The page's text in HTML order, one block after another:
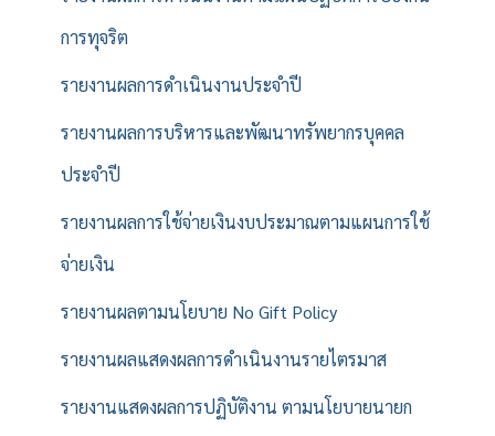
การทุจริต
รายงานผลการดำเนินงานประจำปี
รายงานผลการบริหารและพัฒนาทรัพยากรบุคคล
ประจำปี
รายงานผลการใช้จ่ายเงินงบประมาณตามแผนการใช้
จ่ายเงิน
รายงานผลตามนโยบาย No Gift Policy
รายงานผลแสดงผลการดำเนินงานรายไตรมาส
รายงานแสดงผลการปฏิบัติงาน ตามนโยบายนายก